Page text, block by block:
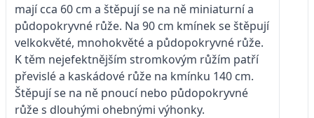
mají cca 60 cm a štěpují se na ně miniaturní a
půdopokryvné růže. Na 90 cm kmínek se štěpují
velkokvěté, mnohokvěté a půdopokryvné růže.
K těm nejefektnějším stromkovým růžím patří
převislé a kaskádové růže na kmínku 140 cm.
Štěpují se na ně pnoucí nebo půdopokryvné
růže s dlouhými ohebnými výhonky.